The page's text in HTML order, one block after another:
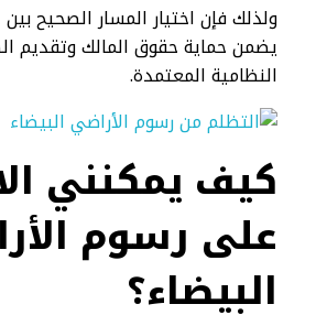
ولذلك فإن اختيار المسار الصحيح
يضمن حماية حقوق المالك وتقديم
النظامية المعتمدة.
كيف يمكنني
على رسوم
البيضاء؟